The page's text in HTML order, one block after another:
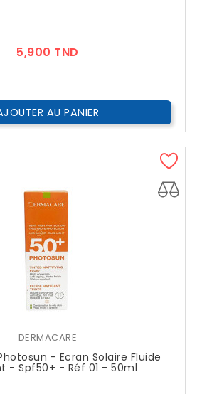
5,900 TND
AU PANIER
DERMACARE
- Ecran Solaire Fluide
- Spf50+ - Réf 01 - 50ml